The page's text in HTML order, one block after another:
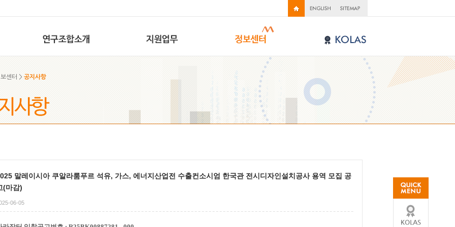
센터 > 공지사항
말레이시아 쿠알라룸푸르 석유, 가스, 에너지산업전 수출컨소시엄 한국관 전시디자인설치공사 용역 모집 공
(마감)
06-05